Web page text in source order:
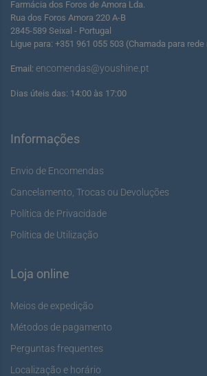
Farmácia dos Foros de Amora Lda.
Rua dos Foros Amora 220 A-B
2845-589 Seixal - Portugal
Ligue para: +351 961 055 503 (Chamada para
Email: encomendas@youshine.pt
Dias úteis das: 14:00 às 17:00
Informações
Envio de Encomendas
Cancelamento, Trocas ou Devoluções
Política de Privacidade
Política de Utilização
Loja online
Meios de expedição
Métodos de pagamento
Perguntas frequentes
Localização e horário